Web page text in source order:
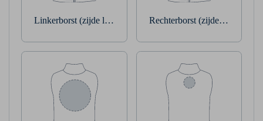
Linkerborst (zijde linkerarm) Rechterborst (zijde